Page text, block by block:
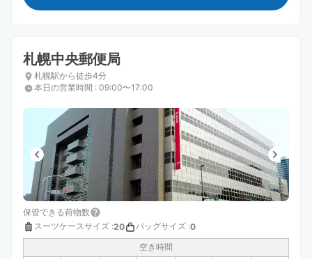
札幌中央郵便局
札幌駅から徒歩4分
本日の営業時間 : 09:00〜17:00
保管できる荷物数
スーツケースサイズ :20 バッグサイズ :0
空き時間